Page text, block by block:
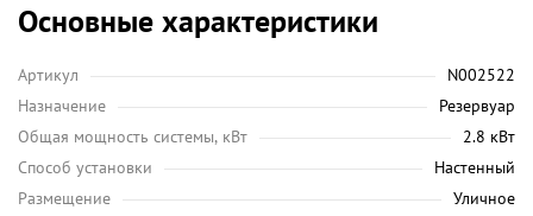
Основные характеристики
Артикул
N002522
Назначение
Резервуар
Общая мощность системы, кВт
2.8 кВт
Способ установки
Настенный
Размещение
Уличное